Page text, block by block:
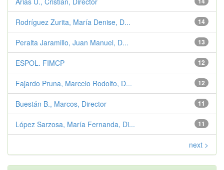
14
Rodríguez Zurita, María Denise, D...
13
Peralta Jaramillo, Juan Manuel, D...
12
ESPOL. FIMCP
12
Fajardo Pruna, Marcelo Rodolfo, D...
11
Buestán B., Marcos, Director
11
López Sarzosa, María Fernanda, Di...
next >